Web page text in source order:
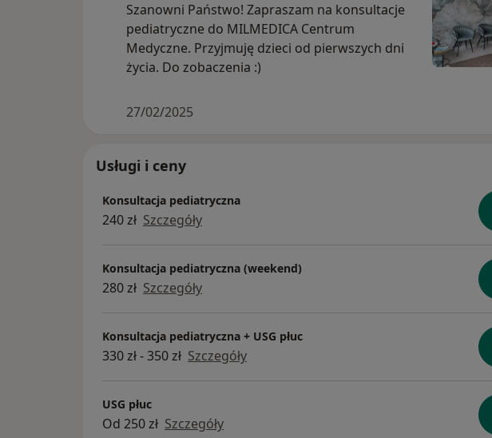
Szanowni Państwo! Zapraszam na konsultacje
pediatryczne do MILMEDICA Centrum
Medyczne. Przyjmuję dzieci od pierwszych dni
życia. Do zobaczenia :)
27/02/2025
Usługi i ceny
Konsultacja pediatryczna
240 zł Szczegóły
Konsultacja pediatryczna (weekend)
280 zł Szczegóły
Konsultacja pediatryczna + USG płuc
330 zł - 350 zł Szczegóły
USG płuc
Od 250 zł Szczegóły